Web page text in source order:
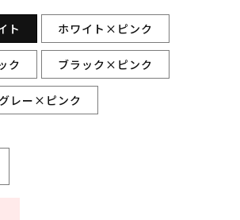
ト ホワイト×ピンク
ク ブラック×ピンク
グレー×ピンク